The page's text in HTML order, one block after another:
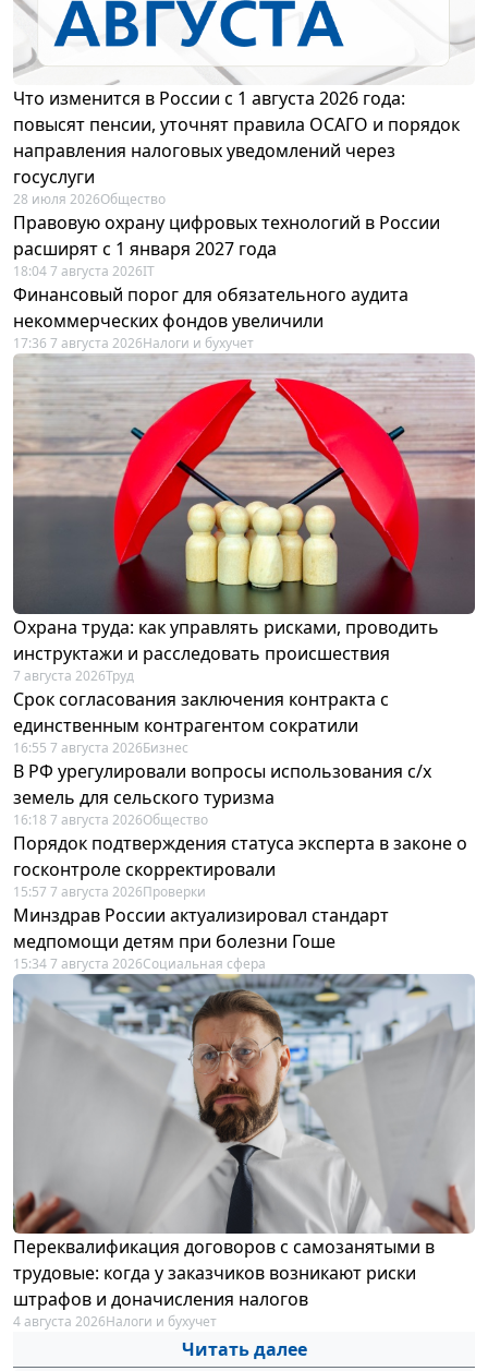
Что изменится в России с 1 августа 2026 года:
повысят пенсии, уточнят правила ОСАГО и порядок
направления налоговых уведомлений через
госуслуги
28 июля 2026Общество
Правовую охрану цифровых технологий в России
расширят с 1 января 2027 года
18:04 7 августа 2026IT
Финансовый порог для обязательного аудита
некоммерческих фондов увеличили
17:36 7 августа 2026Налоги и бухучет
Охрана труда: как управлять рисками, проводить
инструктажи и расследовать происшествия
7 августа 2026Труд
Срок согласования заключения контракта с
единственным контрагентом сократили
16:55 7 августа 2026Бизнес
В РФ урегулировали вопросы использования с/х
земель для сельского туризма
16:18 7 августа 2026Общество
Порядок подтверждения статуса эксперта в законе о
госконтроле скорректировали
15:57 7 августа 2026Проверки
Минздрав России актуализировал стандарт
медпомощи детям при болезни Гоше
15:34 7 августа 2026Социальная сфера
Переквалификация договоров с самозанятыми в
трудовые: когда у заказчиков возникают риски
штрафов и доначисления налогов
4 августа 2026Налоги и бухучет
Читать далее